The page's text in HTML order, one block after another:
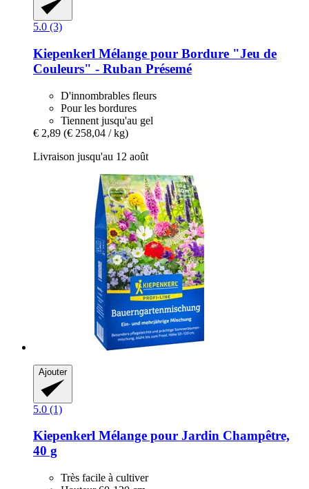
5.0 (3)
Kiepenkerl Mélange pour Bordure "Jeu de
Couleurs" -​ Ruban Présemé
D'innombrables fleurs
Pour les bordures
Tiennent jusqu'au gel
€ 2,89 (€ 258,04 / kg)
Livraison jusqu'au 12 août
Ajouter
5.0 (1)
Kiepenkerl Mélange pour Jardin Champêtre,
40 g
Très facile à cultiver